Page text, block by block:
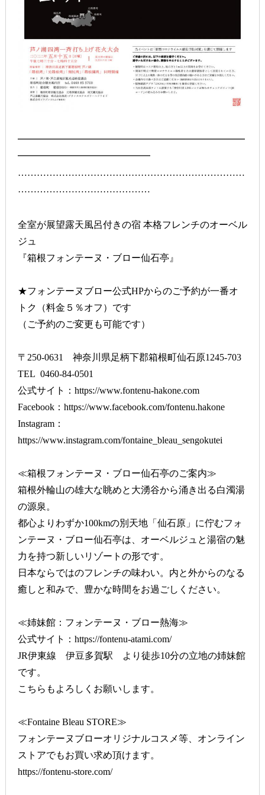
━━━━━━━━━━━━━━━━━━━━━━━━
━━━━━━━━━━━━━━
………………………………………………………………
……………………………………
全室が展望露天風呂付きの宿 本格フレンチのオーベル
ジュ
『箱根フォンテーヌ・ブロー仙石亭』
★フォンテーヌブロー公式HPからのご予約が一番オ
トク（料金５％オフ）です
（ご予約のご変更も可能です）
〒250-0631 神奈川県足柄下郡箱根町仙石原1245-703
TEL 0460-84-0501
公式サイト： https://www.fontenu-hakone.com
Facebook： https://www.facebook.com/fontenu.hakone
Instagram：
https://www.instagram.com/fontaine_bleau_sengokutei
≪箱根フォンテーヌ・ブロー仙石亭のご案内≫
箱根外輪山の雄大な眺めと大湧谷から涌き出る白濁湯
の源泉。
都心よりわずか100kmの別天地「仙石原」に佇むフォ
ンテーヌ・ブロー仙石亭は、オーベルジュと湯宿の魅
力を持つ新しいリゾートの形です。
日本ならではのフレンチの味わい。内と外からのなる
癒しと和みで、豊かな時間をお過ごしください。
≪姉妹館：フォンテーヌ・ブロー熱海≫
公式サイト： https://fontenu-atami.com/
JR伊東線 伊豆多賀駅 より徒歩10分の立地の姉妹館
です。
こちらもよろしくお願いします。
≪Fontaine Bleau STORE≫
フォンテーヌブローオリジナルコスメ等、オンライン
ストアでもお買い求め頂けます。
https://fontenu-store.com/